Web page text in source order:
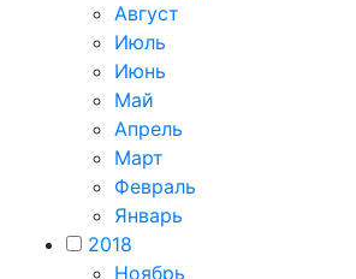
Август
Июль
Июнь
Май
Апрель
Март
Февраль
Январь
2018
Ноябрь